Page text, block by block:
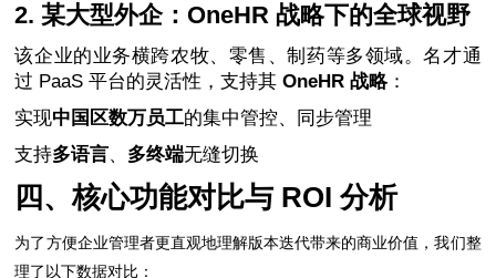
2. 某大型外企：OneHR 战略下的全球视野
该企业的业务横跨农牧、零售、制药等多领域。名才通
过 PaaS 平台的灵活性，支持其OneHR 战略：
实现中国区数万员工的集中管控、同步管理
支持多语言、 多终端无缝切换
四、核心功能对比与 ROI 分析
为了方便企业管理者更直观地理解版本迭代带来的商业价值，我们整
理了以下数据对比：